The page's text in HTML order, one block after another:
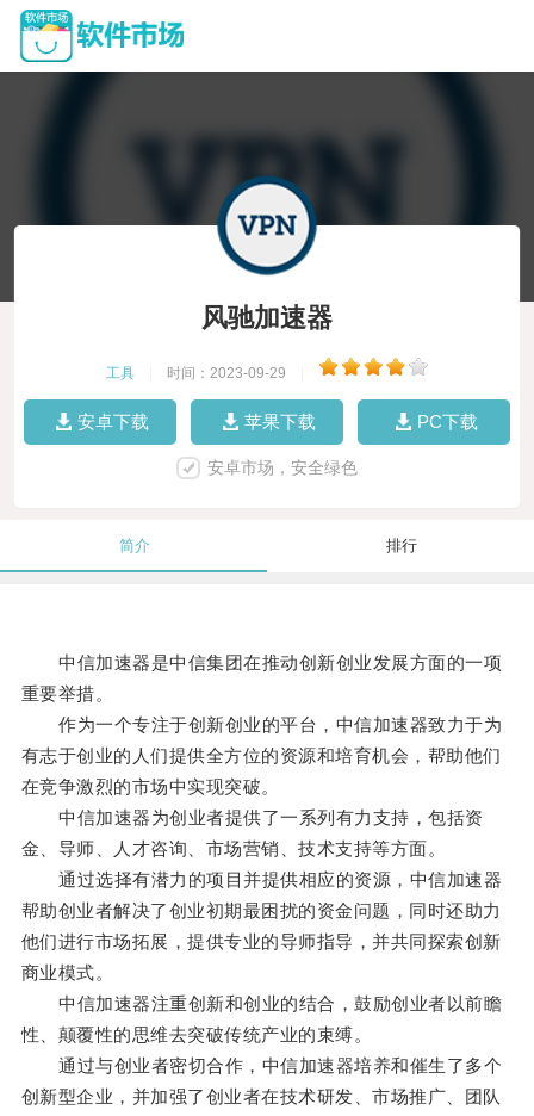
风驰加速器
工具 时间：2023-09-29
安卓下载 苹果下载 PC下载
安卓市场，安全绿色
简介 排行
中信加速器是中信集团在推动创新创业发展方面的一项
重要举措。
作为一个专注于创新创业的平台，中信加速器致力于为
有志于创业的人们提供全方位的资源和培育机会，帮助他们
在竞争激烈的市场中实现突破。
中信加速器为创业者提供了一系列有力支持，包括资
金、导师、人才咨询、市场营销、技术支持等方面。
通过选择有潜力的项目并提供相应的资源，中信加速器
帮助创业者解决了创业初期最困扰的资金问题，同时还助力
他们进行市场拓展，提供专业的导师指导，并共同探索创新
商业模式。
中信加速器注重创新和创业的结合，鼓励创业者以前瞻
性、颠覆性的思维去突破传统产业的束缚。
通过与创业者密切合作，中信加速器培养和催生了多个
创新型企业，并加强了创业者在技术研发、市场推广、团队